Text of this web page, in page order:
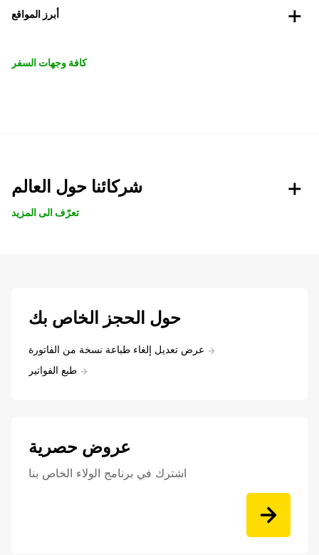
أبرز المواقع
كافة وجهات السفر
شركائنا حول العالم
تعرّف الى المزيد
حول الحجز الخاص بك
عرض تعديل إلغاء طباعة نسخة من الفاتورة
طبع الفواتير
عروض حصرية
اشترك في برنامج الولاء الخاص بنا